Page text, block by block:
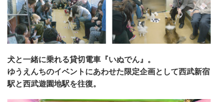
犬と一緒に乗れる貸切電車『いぬでん』。
ゆうえんちのイベントにあわせた限定企画として西武新宿
駅と西武遊園地駅を往復。